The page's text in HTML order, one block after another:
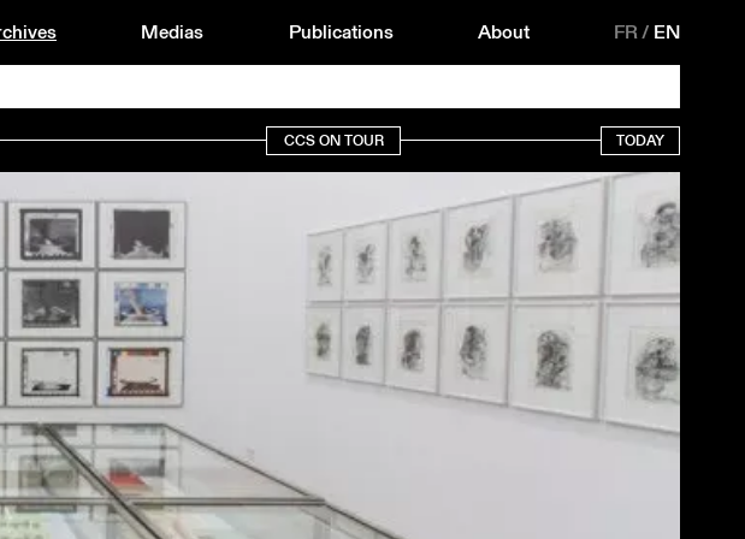
Medias Publications About FR/ EN
CCS ON TOUR TODAY